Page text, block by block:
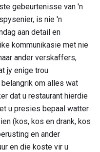
gebeurtenisse van 'n
is nie 'n
aan detail en
kommunikasie met nie
ander verskaffers,
jy enige trou
om alles wat
dat u restaurant hierdie
u presies bepaal watter
(kos, kos en drank, kos
en ander
en die koste vir u